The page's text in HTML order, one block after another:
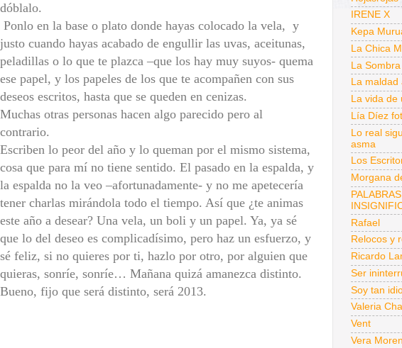
dóblalo.
Ponlo en la base o plato donde hayas colocado la vela, y
justo cuando hayas acabado de engullir las uvas, aceitunas,
peladillas o lo que te plazca –que los hay muy suyos- quema
ese papel, y los papeles de los que te acompañen con sus
deseos escritos, hasta que se queden en cenizas.
Muchas otras personas hacen algo parecido pero al
contrario.
Escriben lo peor del año y lo queman por el mismo sistema,
cosa que para mí no tiene sentido. El pasado en la espalda, y
la espalda no la veo –afortunadamente- y no me apetecería
tener charlas mirándola todo el tiempo. Así que ¿te animas
este año a desear? Una vela, un boli y un papel. Ya, ya sé
que lo del deseo es complicadísimo, pero haz un esfuerzo, y
sé feliz, si no quieres por ti, hazlo por otro, por alguien que
quieras, sonríe, sonríe… Mañana quizá amanezca distinto.
Bueno, fijo que será distinto, será 2013.
IRENE X
Kepa
La Chica
La
La maldad
La vida de
Lía Díez
Lo real
asma
Los
Morgana
PALABRAS
Rafael
Relocos y
Ricardo
Ser
Soy tan
Valeria
Vent
Vera